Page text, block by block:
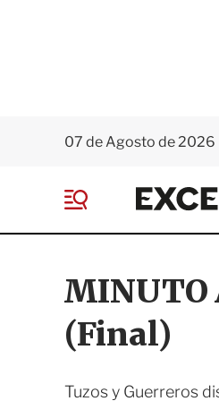
07 de Agosto de 2026
e
MINUTO
(Final)
Tuzos y Guerreros